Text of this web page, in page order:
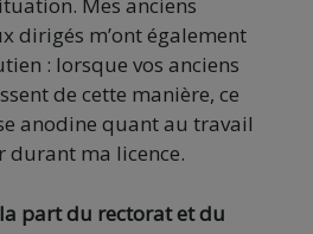
Mes anciens
dirigés m’ont également
: lorsque vos anciens
de cette manière, ce
anodine quant au travail
durant ma licence.
part du rectorat et du